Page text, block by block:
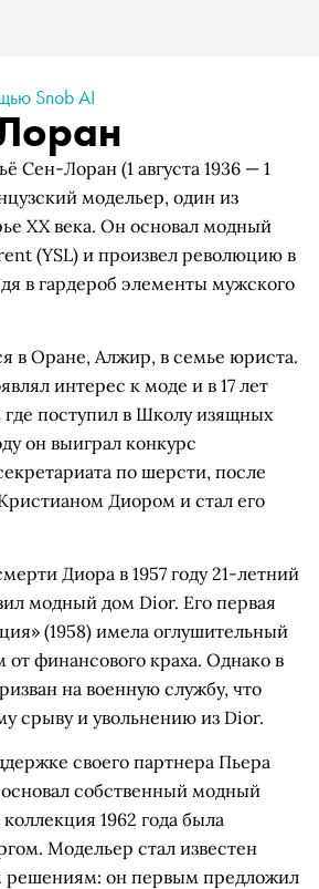
Snob AI
Сен-Лоран (1 августа 1936 — 1
модельер, один из
XX века. Он основал модный
(YSL) и произвел революцию в
в гардероб элементы мужского
в Оране, Алжир, в семье юриста.
интерес к моде и в 17 лет
поступил в Школу изящных
он выиграл конкурс
по шерсти, после
Диором и стал его
Диора в 1957 году 21-летний
модный дом Dior. Его первая
(1958) имела оглушительный
от финансового краха. Однако в
на военную службу, что
срыву и увольнению из Dior.
своего партнера Пьера
собственный модный
1962 года была
Модельер стал известен
решениям: он первым предложил